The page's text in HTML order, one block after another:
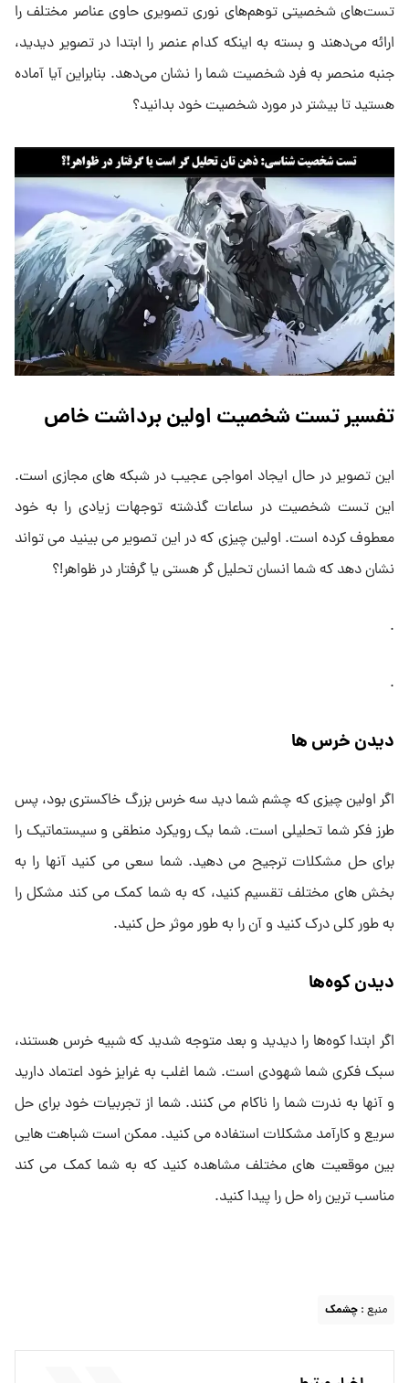
تست‌های شخصیتی توهم‌های نوری تصویری حاوی عناصر مختلف را
ارائه می‌دهند و بسته به اینکه کدام عنصر را ابتدا در تصویر دیدید،
جنبه منحصر به فرد شخصیت شما را نشان می‌دهد. بنابراین آیا آماده
هستید تا بیشتر در مورد شخصیت خود بدانید؟
تفسیر تست شخصیت اولین برداشت خاص
این تصویر در حال ایجاد امواجی عجیب در شبکه های مجازی است.
این تست شخصیت در ساعات گذشته توجهات زیادی را به خود
معطوف کرده است. اولین چیزی که در این تصویر می بینید می تواند
نشان دهد که شما انسان تحلیل گر هستی یا گرفتار در ظواهر!؟
.
.
دیدن خرس ها
اگر اولین چیزی که چشم شما دید سه خرس بزرگ خاکستری بود، پس
طرز فکر شما تحلیلی است. شما یک رویکرد منطقی و سیستماتیک را
برای حل مشکلات ترجیح می دهید. شما سعی می کنید آنها را به
بخش های مختلف تقسیم کنید، که به شما کمک می کند مشکل را
به طور کلی درک کنید و آن را به طور موثر حل کنید.
دیدن کوه‌ها
اگر ابتدا کوه‌ها را دیدید و بعد متوجه شدید که شبیه خرس هستند،
سبک فکری شما شهودی است. شما اغلب به غرایز خود اعتماد دارید
و آنها به ندرت شما را ناکام می کنند. شما از تجربیات خود برای حل
سریع و کارآمد مشکلات استفاده می کنید. ممکن است شباهت هایی
بین موقعیت های مختلف مشاهده کنید که به شما کمک می کند
مناسب ترین راه حل را پیدا کنید.
منبع : چشمک